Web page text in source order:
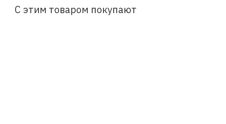
Интервал рабочих температур от +5°С до -40°С.Щетки
С этим товаром покупают